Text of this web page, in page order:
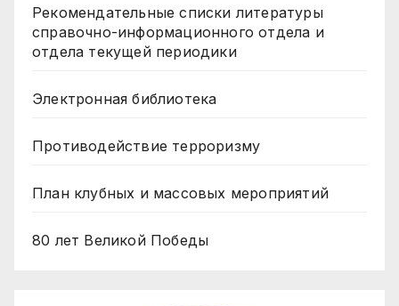
Рекомендательные списки литературы
справочно-информационного отдела и
отдела текущей периодики
Электронная библиотека
Противодействие терроризму
План клубных и массовых мероприятий
80 лет Великой Победы